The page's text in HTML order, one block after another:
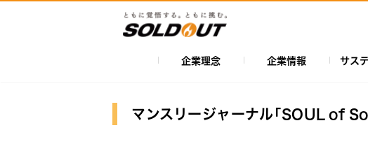
ン
企業理念 企業情報 サス
マンスリージャーナル「SOUL of